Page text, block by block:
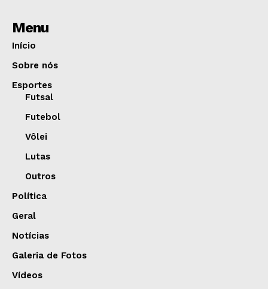
Menu
Início
Sobre nós
Esportes
Futsal
Futebol
Vôlei
Lutas
Outros
Política
Geral
Notícias
Galeria de Fotos
Vídeos